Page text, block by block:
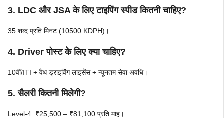
3. LDC और JSA के लिए टाइपिंग स्पीड कितनी चाहिए?
35 शब्द प्रति मिनट (10500 KDPH)।
4. Driver पोस्ट के लिए क्या चाहिए?
10वीं/ITI + वैध ड्राइविंग लाइसेंस + न्यूनतम सेवा अवधि।
5. सैलरी कितनी मिलेगी?
Level-4: ₹25,500 – ₹81,100 प्रति माह।